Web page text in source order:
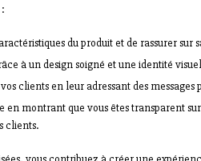
du produit et de rassurer sur
à un design soigné et une identité
clients en leur adressant des messages
montrant que vous êtes transparent
clients.